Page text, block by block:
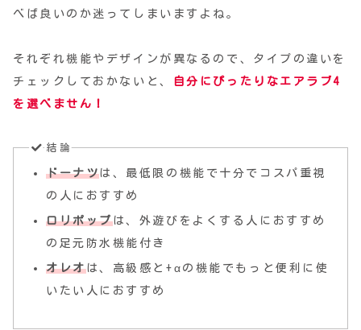
べば良いのか迷ってしまいますよね。
それぞれ機能やデザインが異なるので、タイプの違いを
チェックしておかないと、 自分にぴったりなエアラブ4
を選べません！
結論
ドーナツは、最低限の機能で十分でコスパ重視
の人におすすめ
ロリポップは、外遊びをよくする人におすすめ
の足元防水機能付き
オレオは、高級感と+αの機能でもっと便利に使
いたい人におすすめ